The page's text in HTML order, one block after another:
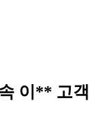
이** 고객